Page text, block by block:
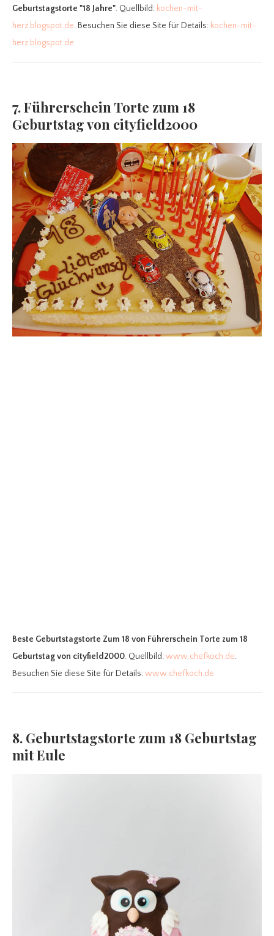
Geburtstagstorte "18 Jahre". Quellbild: kochen-mit-
herz.blogspot.de. Besuchen Sie diese Site für Details: kochen-mit-
herz.blogspot.de
7. Führerschein Torte zum 18
Geburtstag von cityfield2000
Beste Geburtstagstorte Zum 18 von Führerschein Torte zum 18
Geburtstag von cityfield2000. Quellbild:www.chefkoch.de.
Besuchen Sie diese Site für Details:www.chefkoch.de
8. Geburtstagstorte zum 18 Geburtstag
mit Eule